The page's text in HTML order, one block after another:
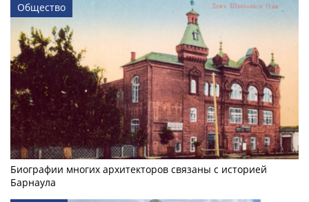
Общество
Биографии многих архитекторов связаны с историей
Барнаула